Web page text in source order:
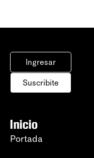
Ingresar
Suscribite
Inicio
Portada